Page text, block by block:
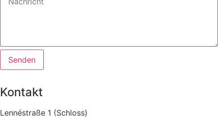
Senden
Kontakt
Lennéstraße 1 (Schloss)